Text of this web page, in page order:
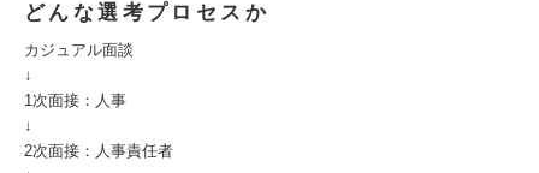
どんな選考プロセスか
カジュアル面談
↓
1次面接：人事
↓
2次面接：人事責任者